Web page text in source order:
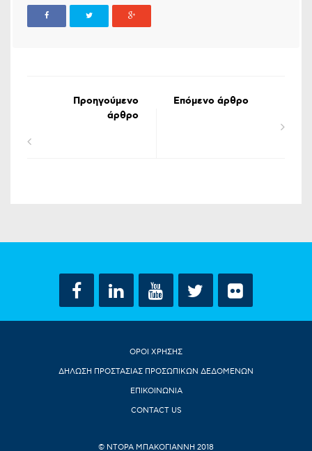
Προηγούμενο
άρθρο
Επόμενο άρθρο
ΟΡΟΙ ΧΡΗΣΗΣ
ΔΗΛΩΣΗ ΠΡΟΣΤΑΣΙΑΣ ΠΡΟΣΩΠΙΚΩΝ ΔΕΔΟΜΕΝΩΝ
ΕΠΙΚΟΙΝΩΝΙΑ
CONTACT US
© ΝΤΟΡΑ ΜΠΑΚΟΓΙΑΝΝΗ 2018